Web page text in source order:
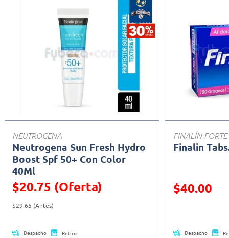
NEUTROGENA
Neutrogena Sun Fresh Hydro
Boost Spf 50+ Con Color
40Ml
$20.75 (Oferta)
Precio reducido de
$29.65(Antes)
Despacho Retiro
FINALÍN FORTE
Finalin
Precio
$40.00
Despacho